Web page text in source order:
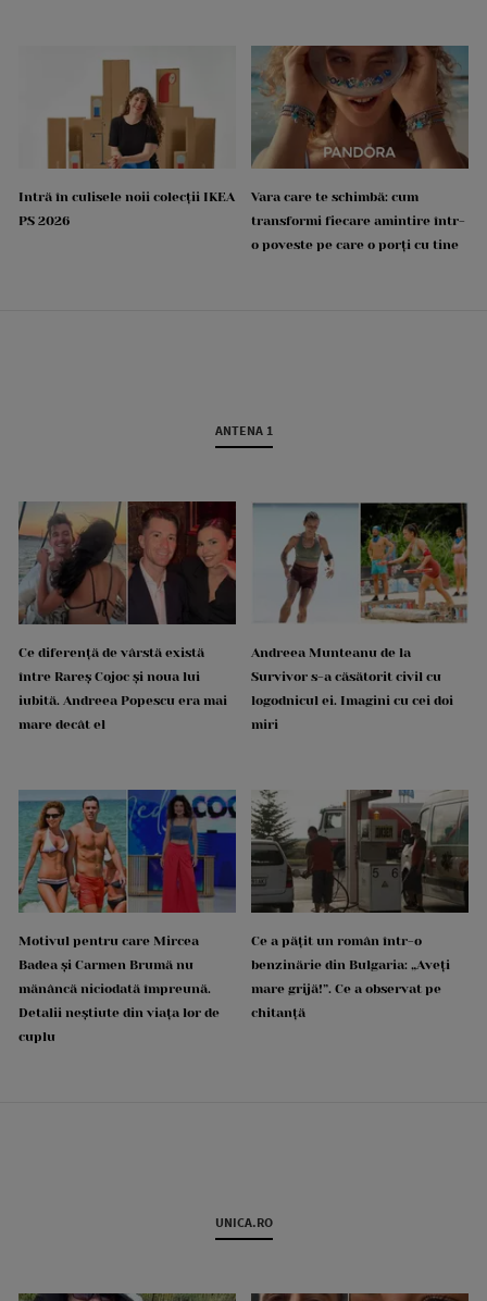
Intră în culisele noii colecții IKEA
PS 2026
Vara care te schimbă: cum
transformi fiecare amintire într-
o poveste pe care o porți cu tine
ANTENA 1
Ce diferență de vârstă există
între Rareș Cojoc și noua lui
iubită. Andreea Popescu era mai
mare decât el
Andreea Munteanu de la
Survivor s-a căsătorit civil cu
logodnicul ei. Imagini cu cei doi
miri
Motivul pentru care Mircea
Badea și Carmen Brumă nu
mănâncă niciodată împreună.
Detalii neștiute din viața lor de
cuplu
Ce a pățit un român într-o
benzinărie din Bulgaria: „Aveți
mare grijă!”. Ce a observat pe
chitanță
UNICA.RO